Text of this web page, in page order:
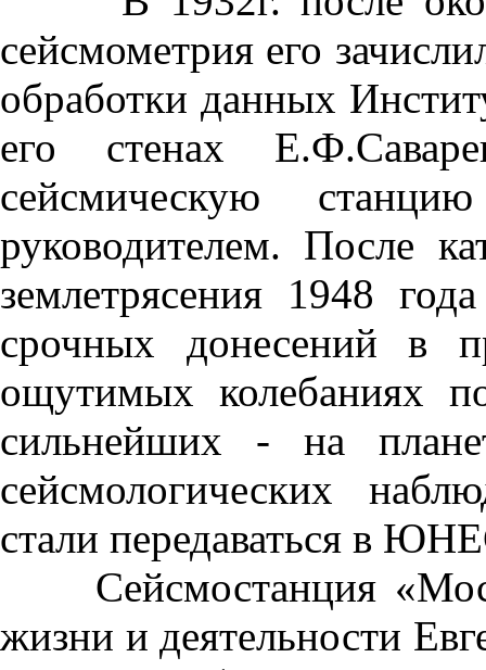
сейсмометрия его
обработки данных
его стенах
сейсмическую
руководителем. После
землетрясения 1948
срочных донесений в
ощутимых колебаниях
сильнейших - на
сейсмологических
стали передаваться в
Сейсмостанция
жизни и деятельности